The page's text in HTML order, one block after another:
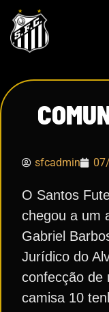
sfcadmin
O Santos
chegou a um
Gabriel
Jurídico do
confecção de
camisa 10